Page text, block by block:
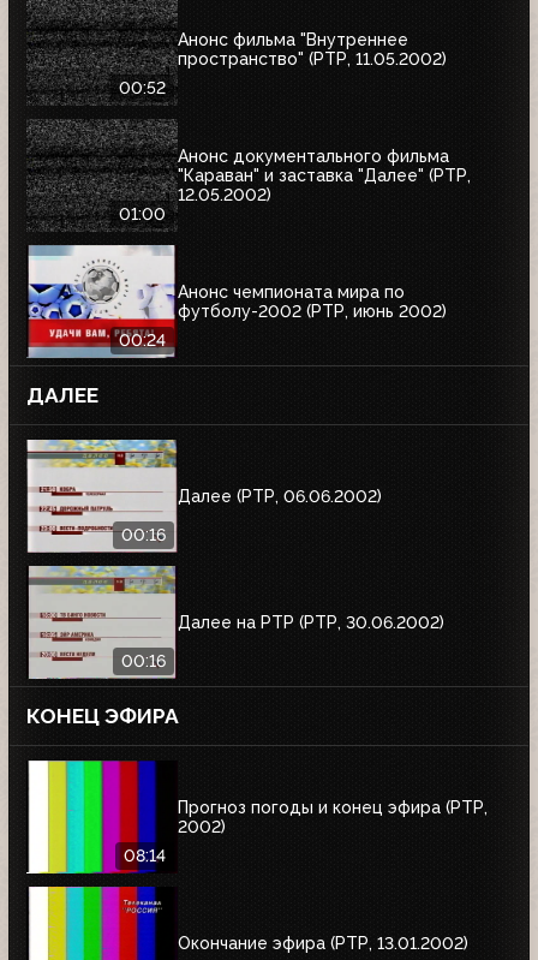
00:52
Анонс фильма "Внутреннее
пространство" (РТР, 11.05.2002)
01:00
Анонс документального фильма
"Караван" и заставка "Далее" (РТР,
12.05.2002)
00:24
Анонс чемпионата мира по
футболу-2002 (РТР, июнь 2002)
ДАЛЕЕ
00:16
Далее (РТР, 06.06.2002)
00:16
Далее на РТР (РТР, 30.06.2002)
КОНЕЦ ЭФИРА
08:14
Прогноз погоды и конец эфира (РТР,
2002)
Окончание эфира (РТР, 13.01.2002)